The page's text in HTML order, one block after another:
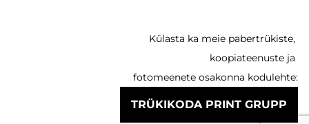
Külasta ka meie pabertrükiste,
koopiateenuste ja
fotomeenete osakonna kodulehte:
TRÜKIKODA PRINT GRUPP